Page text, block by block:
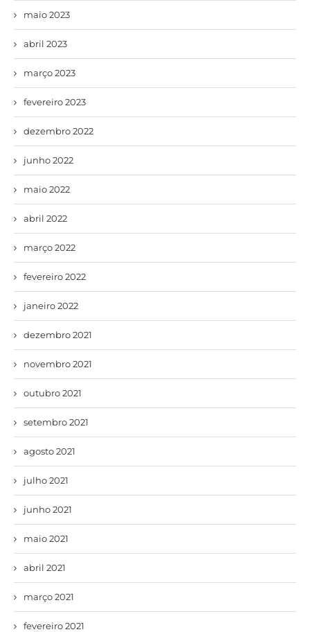
maio 2023
abril 2023
março 2023
fevereiro 2023
dezembro 2022
junho 2022
maio 2022
abril 2022
março 2022
fevereiro 2022
janeiro 2022
dezembro 2021
novembro 2021
outubro 2021
setembro 2021
agosto 2021
julho 2021
junho 2021
maio 2021
abril 2021
março 2021
fevereiro 2021